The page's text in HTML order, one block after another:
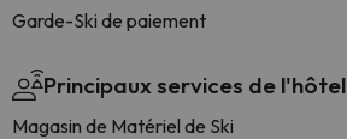
Garde-Ski de paiement
Principaux services de l'hôtel
Magasin de Matériel de Ski